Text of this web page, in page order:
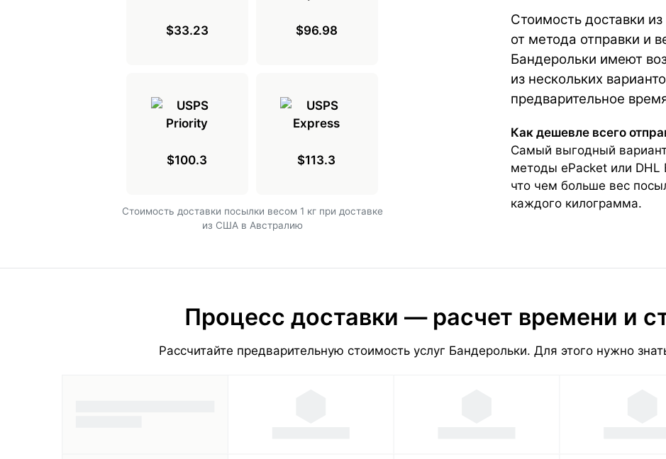
Стоимость доставки
от метода отправки и
Бандерольки имеют
из нескольких
предварительное
Как дешевле всего
Самый выгодный
методы ePacket или DHL
что чем больше вес
каждого килограмма.
$33.23 $96.98
$100.3 $113.3
Cтоимость доставки посылки весом 1 кг при доставке
из США в Австралию
Процесс доставки — расчет времени и
Рассчитайте предварительную стоимость услуг Бандерольки. Для этого нужно